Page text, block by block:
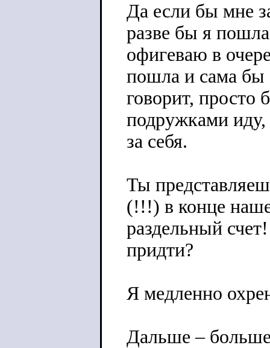
Да если бы мне
разве бы я
офигеваю в
пошла и сама бы
говорит, просто
подружками
за себя.
Ты
(!!!) в конце
раздельный
придти?
Я медленно
Дальше –